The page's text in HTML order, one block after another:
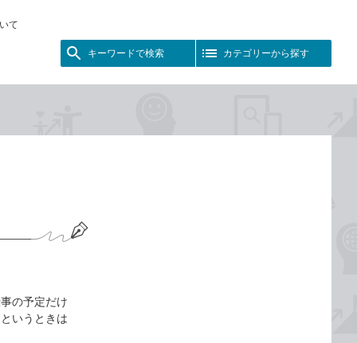
て
キーワードで検索 カテゴリーから探す
の予定だけ
いうときは